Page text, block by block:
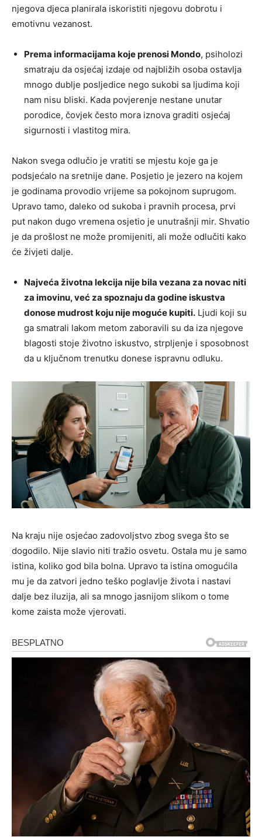
njegova djeca planirala iskoristiti njegovu dobrotu i
emotivnu vezanost.
Prema informacijama koje prenosi Mondo, psiholozi
smatraju da osjećaj izdaje od najbližih osoba ostavlja
mnogo dublje posljedice nego sukobi sa ljudima koji
nam nisu bliski. Kada povjerenje nestane unutar
porodice, čovjek često mora iznova graditi osjećaj
sigurnosti i vlastitog mira.
Nakon svega odlučio je vratiti se mjestu koje ga je
podsjećalo na sretnije dane. Posjetio je jezero na kojem
je godinama provodio vrijeme sa pokojnom suprugom.
Upravo tamo, daleko od sukoba i pravnih procesa, prvi
put nakon dugo vremena osjetio je unutrašnji mir. Shvatio
je da prošlost ne može promijeniti, ali može odlučiti kako
će živjeti dalje.
Najveća životna lekcija nije bila vezana za novac niti
za imovinu, već za spoznaju da godine iskustva
donose mudrost koju nije moguće kupiti. Ljudi koji su
ga smatrali lakom metom zaboravili su da iza njegove
blagosti stoje životno iskustvo, strpljenje i sposobnost
da u ključnom trenutku donese ispravnu odluku.
Na kraju nije osjećao zadovoljstvo zbog svega što se
dogodilo. Nije slavio niti tražio osvetu. Ostala mu je samo
istina, koliko god bila bolna. Upravo ta istina omogućila
mu je da zatvori jedno teško poglavlje života i nastavi
dalje bez iluzija, ali sa mnogo jasnijom slikom o tome
kome zaista može vjerovati.